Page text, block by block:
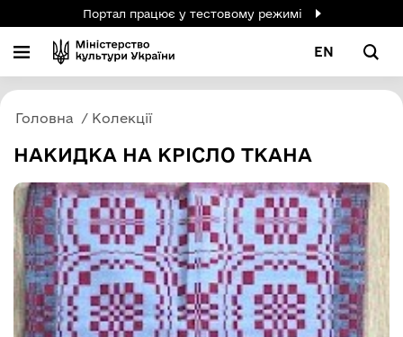
Портал працює у тестовому режимі
EN
Головна Колекції
НАКИДКА НА КРІСЛО ТКАНА